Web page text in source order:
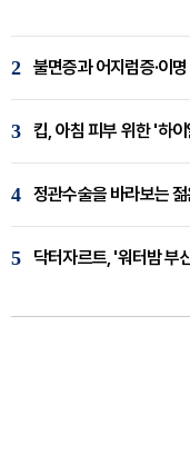
2
3 킵, 아침 피부 위한 '하
4 정관수술을 바라보는
5 닥터자르트, '워터밤 부